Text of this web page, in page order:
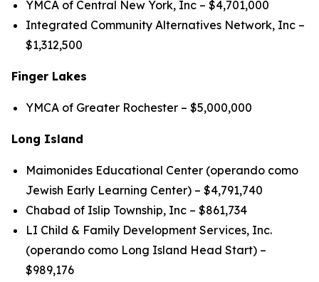
YMCA of Central New York, Inc – $4,701,000
Integrated Community Alternatives Network, Inc –
$1,312,500
Finger Lakes
YMCA of Greater Rochester – $5,000,000
Long Island
Maimonides Educational Center (operando como
Jewish Early Learning Center) – $4,791,740
Chabad of Islip Township, Inc – $861,734
LI Child & Family Development Services, Inc.
(operando como Long Island Head Start) –
$989,176